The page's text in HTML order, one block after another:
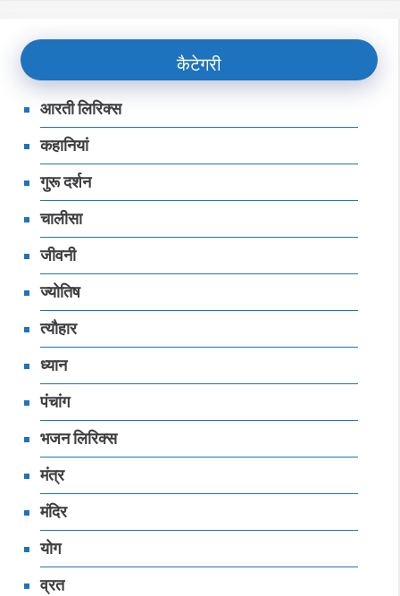
कैटेगरी
आरती लिरिक्स
कहानियां
गुरू दर्शन
चालीसा
जीवनी
ज्‍योतिष
त्यौहार
ध्‍यान
पंचांग
भजन लिरिक्‍स
मंत्र
मंदिर
योग
व्रत